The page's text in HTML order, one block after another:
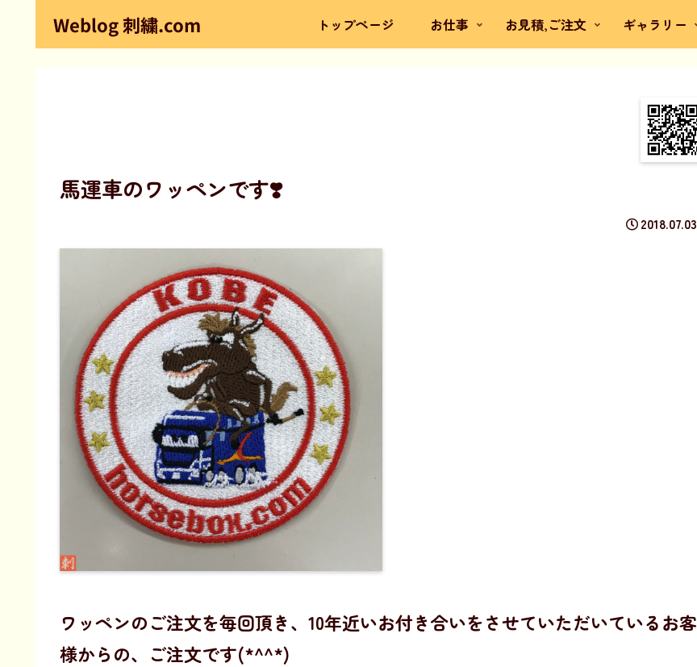
Weblog 刺繍.com トップページ お仕事 お見積,ご注文 ギャラリー
馬運車のワッペンです❣️
2018.07.03
ワッペンのご注文を毎回頂き、10年近いお付き合いをさせていただいているお客
様からの、ご注文です(*^^*)